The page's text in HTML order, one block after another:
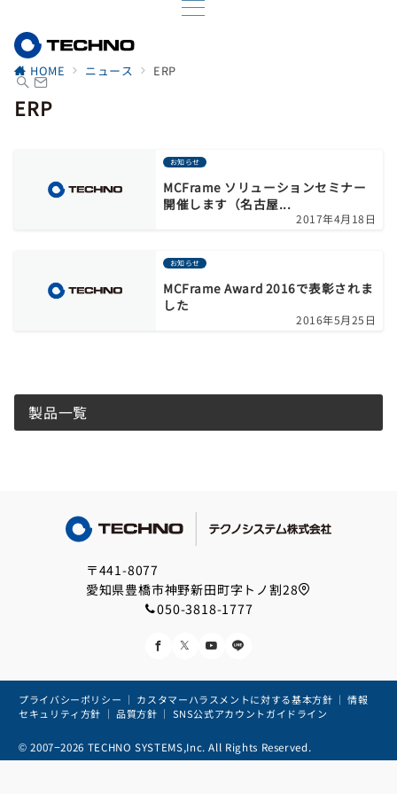
HOME ニュース ERP
ERP
お知らせ
MCFrame ソリューションセミナー
開催します（名古屋...
2017年4月18日
お知らせ
MCFrame Award 2016で表彰されま
した
2016年5月25日
製品一覧
〒441-8077
愛知県豊橋市神野新田町字トノ割28
050-3818-1777
プライバシーポリシー ｜ カスタマーハラスメントに対する基本方針 ｜情報
セキュリティ方針 ｜ 品質方針 ｜ SNS公式アカウントガイドライン
© 2007−2026 TECHNO SYSTEMS,Inc. All Rights Reserved.